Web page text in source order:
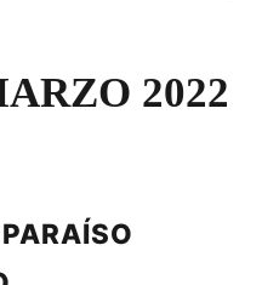
2022